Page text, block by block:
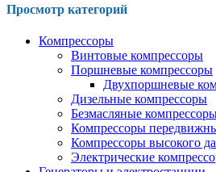
Просмотр категорий
Компрессоры
Винтовые компрессоры
Поршневые компрессоры
Двухпоршневые
Дизельные компрессоры
Безмасляные
Компрессоры
Компрессоры высокого
Электрические